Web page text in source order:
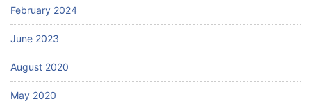
February 2024
June 2023
August 2020
May 2020